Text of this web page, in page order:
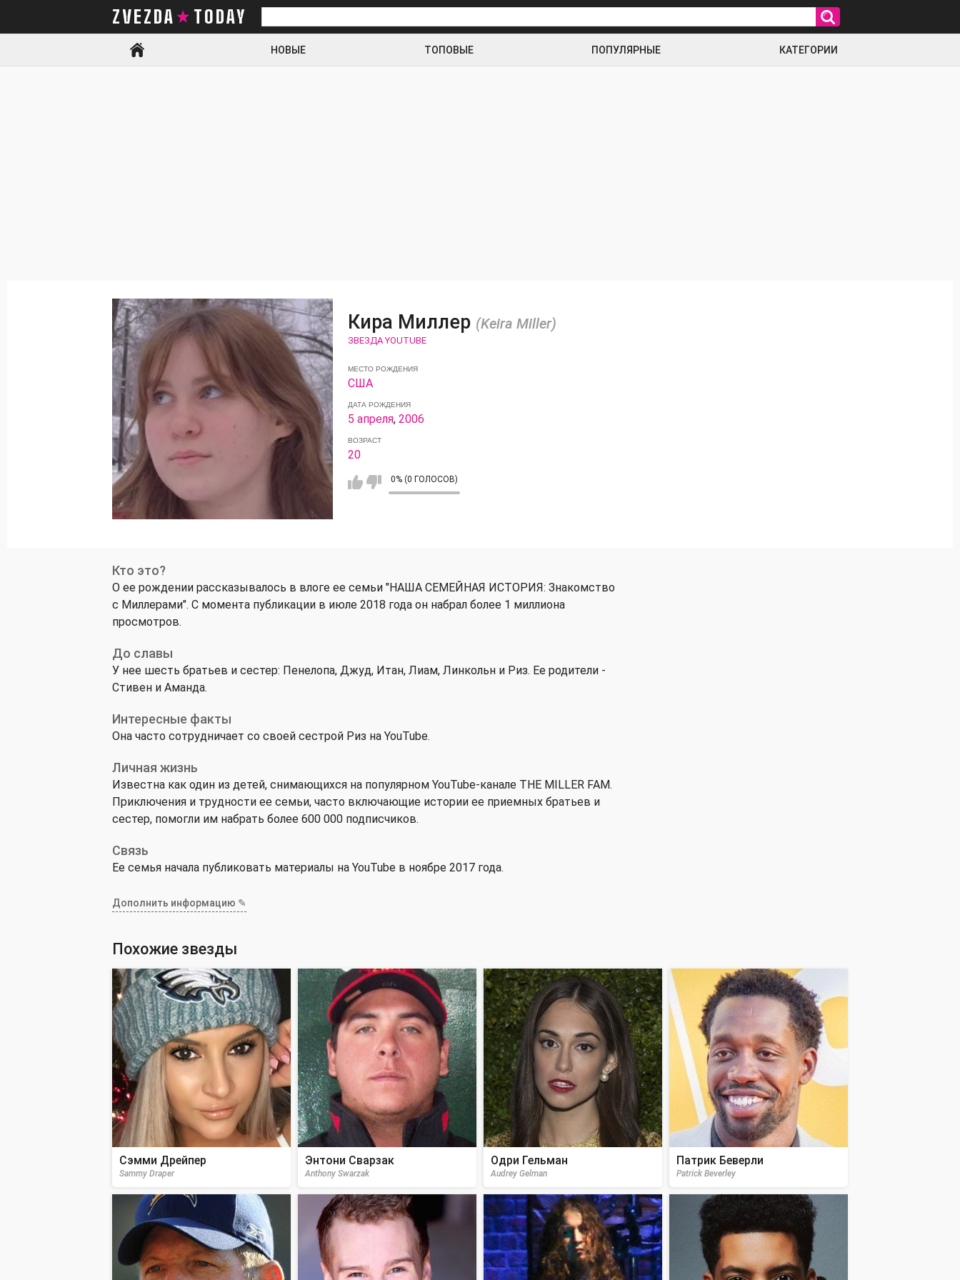
ZVEZDA TODAY
Искать
НОВЫЕ ТОПОВЫЕ ПОПУЛЯРНЫЕ КАТЕГОРИИ
Кира Миллер (Keira Miller)
ЗВЕЗДА YOUTUBE
МЕСТО РОЖДЕНИЯ
США
ДАТА РОЖДЕНИЯ
5 апреля, 2006
ВОЗРАСТ
20
0% (0 ГОЛОСОВ)
Кто это?
О ее рождении рассказывалось в влоге ее семьи "НАША СЕМЕЙНАЯ ИСТОРИЯ: Знакомство
с Миллерами". С момента публикации в июле 2018 года он набрал более 1 миллиона
просмотров.
До славы
У нее шесть братьев и сестер: Пенелопа, Джуд, Итан, Лиам, Линкольн и Риз. Ее родители -
Стивен и Аманда.
Интересные факты
Она часто сотрудничает со своей сестрой Риз на YouTube.
Личная жизнь
Известна как один из детей, снимающихся на популярном YouTube-канале THE MILLER FAM.
Приключения и трудности ее семьи, часто включающие истории ее приемных братьев и
сестер, помогли им набрать более 600 000 подписчиков.
Связь
Ее семья начала публиковать материалы на YouTube в ноябре 2017 года.
Дополнить информацию ✎
Похожие звезды
Сэмми Дрейпер
Sammy Draper
Энтони Сварзак
Anthony Swarzak
Одри Гельман
Audrey Gelman
Патрик Беверли
Patrick Beverley